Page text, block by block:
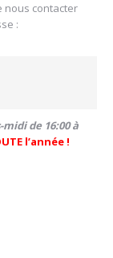
nous contacter
:
de 16:00 à
l’année !